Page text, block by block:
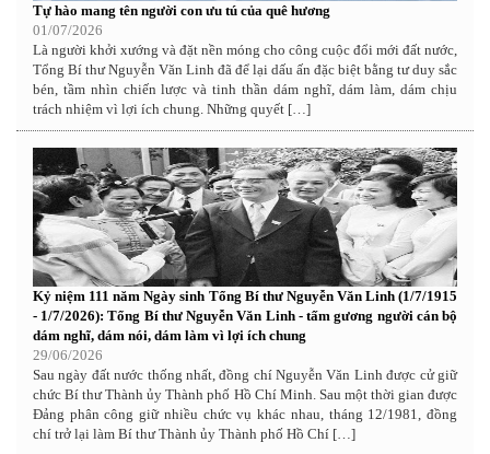
Tự hào mang tên người con ưu tú của quê hương
01/07/2026
Là người khởi xướng và đặt nền móng cho công cuộc đổi mới đất nước,
Tổng Bí thư Nguyễn Văn Linh đã để lại dấu ấn đặc biệt bằng tư duy sắc
bén, tầm nhìn chiến lược và tinh thần dám nghĩ, dám làm, dám chịu
trách nhiệm vì lợi ích chung. Những quyết […]
Kỷ niệm 111 năm Ngày sinh Tổng Bí thư Nguyễn Văn Linh (1/7/1915
- 1/7/2026): Tổng Bí thư Nguyễn Văn Linh - tấm gương người cán bộ
dám nghĩ, dám nói, dám làm vì lợi ích chung
29/06/2026
Sau ngày đất nước thống nhất, đồng chí Nguyễn Văn Linh được cử giữ
chức Bí thư Thành ủy Thành phố Hồ Chí Minh. Sau một thời gian được
Đảng phân công giữ nhiều chức vụ khác nhau, tháng 12/1981, đồng
chí trở lại làm Bí thư Thành ủy Thành phố Hồ Chí […]